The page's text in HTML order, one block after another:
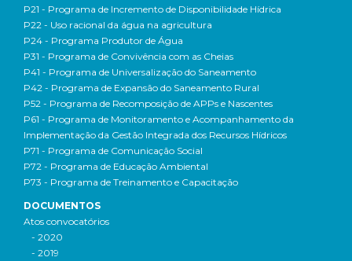
P21 - Programa de Incremento de Disponibilidade Hídrica
P22 - Uso racional da água na agricultura
P24 - Programa Produtor de Água
P31 - Programa de Convivência com as Cheias
P41 - Programa de Universalização do Saneamento
P42 - Programa de Expansão do Saneamento Rural
P52 - Programa de Recomposição de APPs e Nascentes
P61 - Programa de Monitoramento e Acompanhamento da
Implementação da Gestão Integrada dos Recursos Hídricos
P71 - Programa de Comunicação Social
P72 - Programa de Educação Ambiental
P73 - Programa de Treinamento e Capacitação
DOCUMENTOS
Atos convocatórios
- 2020
- 2019